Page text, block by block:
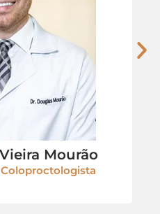
Mourão
Coloproctologista